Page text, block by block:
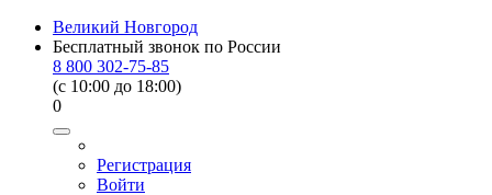
Великий Новгород
Бесплатный звонок по России
8 800 302-75-85
(c 10:00 до 18:00)
0
Регистрация
Войти